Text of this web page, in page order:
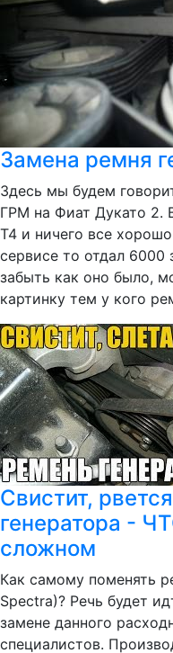
Замена ремня
Здесь мы будем
ГРМ на Фиат Дукато 2.
Т4 и ничего все
сервисе то отдал 6000
забыть как оно было,
картинку тем у кого
Свистит,
генератора -
сложном
Как самому поменять
Spectra)? Речь будет
замене данного
специалистов.